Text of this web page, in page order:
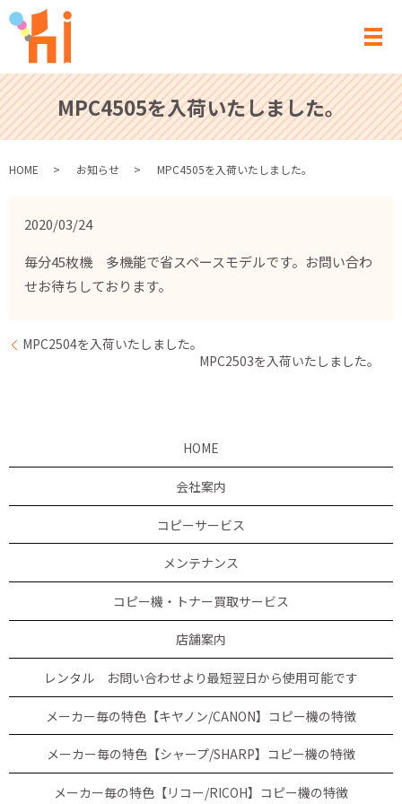
メ
MPC4505を入荷いたしました。
HOME お知らせ MPC4505を入荷いたしました。
2020/03/24
毎分45枚機 多機能で省スペースモデルです。お問い合わ
せお待ちしております。
MPC2504を入荷いたしました。
MPC2503を入荷いたしました。
HOME
会社案内
コピーサービス
メンテナンス
コピー機・トナー買取サービス
店舗案内
レンタル お問い合わせより最短翌日から使用可能です
メーカー毎の特色【キヤノン/CANON】コピー機の特徴
メーカー毎の特色【シャープ/SHARP】コピー機の特徴
メーカー毎の特色【リコー/RICOH】コピー機の特徴